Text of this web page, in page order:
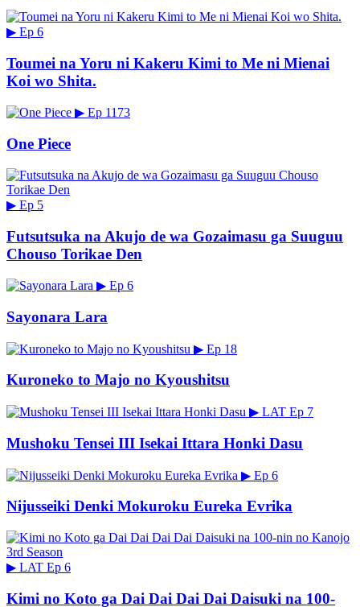
▶ Ep 6
Toumei na Yoru ni Kakeru Kimi to Me ni Mienai
Koi wo Shita.
▶ Ep 1173
One Piece
▶ Ep 5
Futsutsuka na Akujo de wa Gozaimasu ga Suuguu
Chouso Torikae Den
▶ Ep 6
Sayonara Lara
▶ Ep 18
Kuroneko to Majo no Kyoushitsu
▶ LAT Ep 7
Mushoku Tensei III Isekai Ittara Honki Dasu
▶ Ep 6
Nijusseiki Denki Mokuroku Eureka Evrika
▶ LAT Ep 6
Kimi no Koto ga Dai Dai Dai Dai Daisuki na 100-